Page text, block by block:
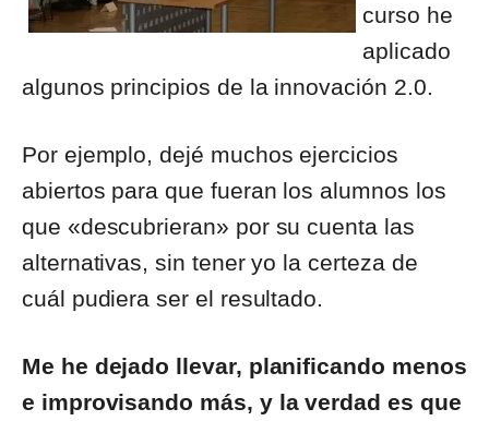
curso he
aplicado
algunos principios de la innovación 2.0.
Por ejemplo, dejé muchos ejercicios
abiertos para que fueran los alumnos los
que «descubrieran» por su cuenta las
alternativas, sin tener yo la certeza de
cuál pudiera ser el resultado.
Me he dejado llevar, planificando menos
e improvisando más, y la verdad es que